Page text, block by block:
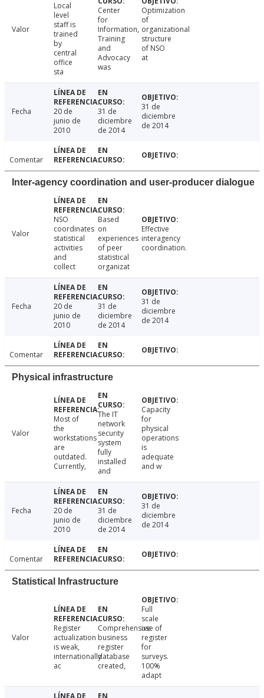
Valor
Local
level
staff is
trained
by
central
office
sta
Center
for
Information,
Training
and
Advocacy
was
Optimization
of
organizational
structure
of NSO
at
Fecha
20 de
junio de
2010
31 de
diciembre
de 2014
31 de
diciembre
de 2014
Comentar
Inter-agency coordination and user-producer dialogue
Valor
NSO
coordinates
statistical
activities
and
collect
Based
on
experiences
of peer
statistical
organizat
Effective
interagency
coordination.
Fecha
20 de
junio de
2010
31 de
diciembre
de 2014
31 de
diciembre
de 2014
Comentar
Physical infrastructure
Valor
Most of
the
workstations
are
outdated.
Currently,
The IT
network
security
system
fully
installed
and
Capacity
for
physical
operations
is
adequate
and w
Fecha
20 de
junio de
2010
31 de
diciembre
de 2014
31 de
diciembre
de 2014
Comentar
Statistical Infrastructure
Valor
Register
actualization
is weak,
internationally
ac
Comprehensive
business
register
database
created,
Full
scale
use of
register
for
surveys.
100%
adapt